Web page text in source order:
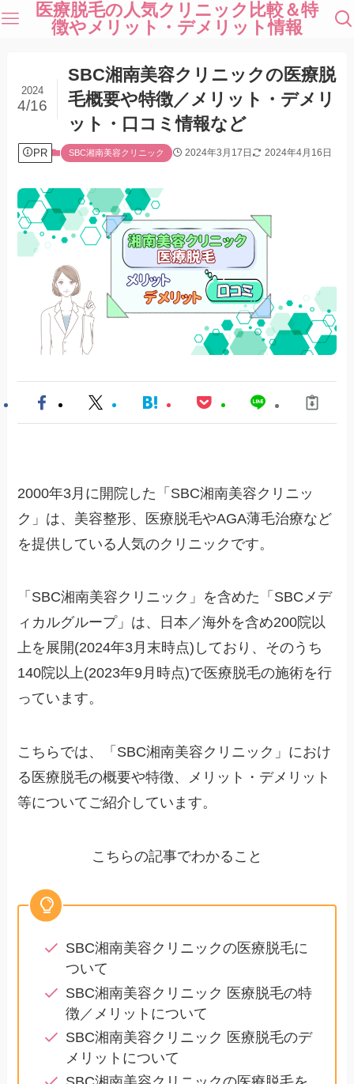
医療脱毛の人気クリニック比較＆特
徴やメリット・デメリット情報
SBC湘南美容クリニックの医療脱
毛概要や特徴／メリット・デメリ
ット・口コミ情報など
2024
4/16
PR SBC湘南美容クリニック 2024年3月17日 2024年4月16日
2000年3月に開院した「SBC湘南美容クリニッ
ク」は、美容整形、医療脱毛やAGA薄毛治療など
を提供している人気のクリニックです。
「SBC湘南美容クリニック」を含めた「SBCメデ
ィカルグループ」は、日本／海外を含め200院以
上を展開(2024年3月末時点)しており、そのうち
140院以上(2023年9月時点)で医療脱毛の施術を行
っています。
こちらでは、「SBC湘南美容クリニック」におけ
る医療脱毛の概要や特徴、メリット・デメリット
等についてご紹介しています。
こちらの記事でわかること
SBC湘南美容クリニックの医療脱毛に
ついて
SBC湘南美容クリニック 医療脱毛の特
徴／メリットについて
SBC湘南美容クリニック 医療脱毛のデ
メリットについて